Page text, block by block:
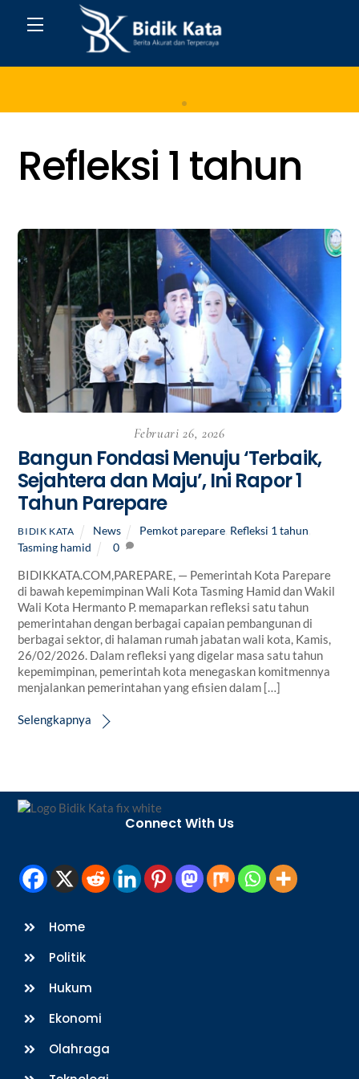
Menu
Refleksi 1 tahun
Februari 26, 2026
Bangun Fondasi Menuju ‘Terbaik,
Sejahtera dan Maju’, Ini Rapor 1
Tahun Parepare
BIDIK KATA News Pemkot parepare, Refleksi 1 tahun
Tasming hamid
0
BIDIKKATA.COM,PAREPARE, — Pemerintah Kota Parepare
di bawah kepemimpinan Wali Kota Tasming Hamid dan Wakil
Wali Kota Hermanto P. memaparkan refleksi satu tahun
pemerintahan dengan berbagai capaian pembangunan di
berbagai sektor, di halaman rumah jabatan wali kota, Kamis,
26/02/2026. Dalam refleksi yang digelar masa satu tahun
kepemimpinan, pemerintah kota menegaskan komitmennya
menjalankan pemerintahan yang efisien dalam […]
Selengkapnya
Back
Connect With Us
Home
Politik
Hukum
Ekonomi
Olahraga